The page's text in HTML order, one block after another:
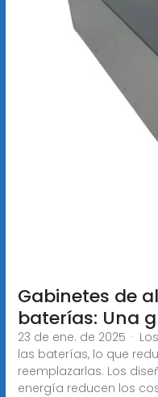
Gabinetes de
baterías: Una
23 de ene. de 2025 ·
las baterías, lo que
reemplazarlas. Los
energía reducen los